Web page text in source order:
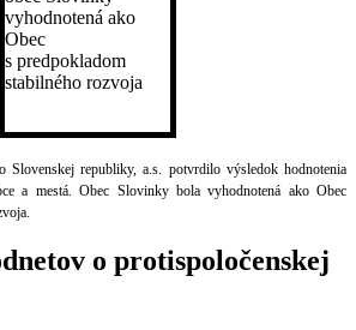
Slovenskej republiky, a.s. potvrdilo výsledok hodnotenia
a mestá. Obec Slovinky bola vyhodnotená ako Obec
o protispoločenskej